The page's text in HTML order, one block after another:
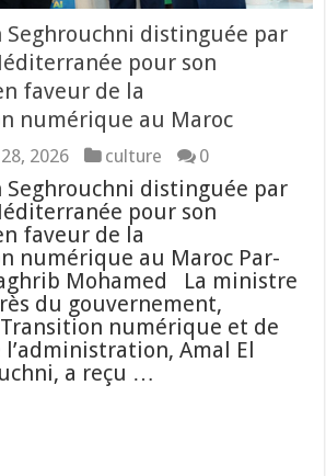
Seghrouchni distinguée par
pour son
faveur de la
numérique au Maroc
2026 culture 0
Seghrouchni distinguée par
pour son
faveur de la
numérique au Maroc Par-
Mohamed La ministre
du gouvernement,
numérique et de
l’administration, Amal El
a reçu …